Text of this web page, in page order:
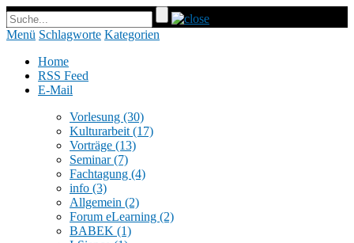
Menü Schlagworte Kategorien
Home
RSS Feed
E-Mail
Vorlesung (30)
Kulturarbeit (17)
Vorträge (13)
Seminar(7)
Fachtagung (4)
info (3)
Allgemein (2)
Forum eLearning (2)
BABEK (1)